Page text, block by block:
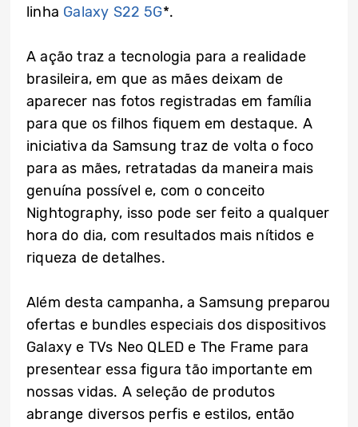
linha Galaxy S22 5G*.
A ação traz a tecnologia para a realidade
brasileira, em que as mães deixam de
aparecer nas fotos registradas em família
para que os filhos fiquem em destaque. A
iniciativa da Samsung traz de volta o foco
para as mães, retratadas da maneira mais
genuína possível e, com o conceito
Nightography, isso pode ser feito a qualquer
hora do dia, com resultados mais nítidos e
riqueza de detalhes.
Além desta campanha, a Samsung preparou
ofertas e bundles especiais dos dispositivos
Galaxy e TVs Neo QLED e The Frame para
presentear essa figura tão importante em
nossas vidas. A seleção de produtos
abrange diversos perfis e estilos, então